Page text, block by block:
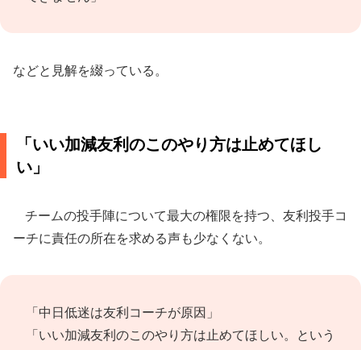
などと見解を綴っている。
「いい加減友利のこのやり方は止めてほし
い」
チームの投手陣について最大の権限を持つ、友利投手コ
ーチに責任の所在を求める声も少なくない。
「中日低迷は友利コーチが原因」
「いい加減友利のこのやり方は止めてほしい。という